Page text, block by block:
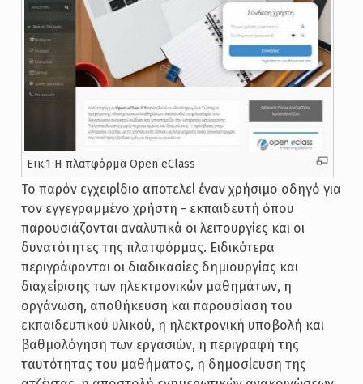
Εικ.1 Η πλατφόρμα Open eClass
Το παρόν εγχειρίδιο αποτελεί έναν χρήσιμο οδηγό για
τον εγγεγραμμένο χρήστη - εκπαιδευτή όπου
παρουσιάζονται αναλυτικά οι λειτουργίες και οι
δυνατότητες της πλατφόρμας. Ειδικότερα
περιγράφονται οι διαδικασίες δημιουργίας και
διαχείρισης των ηλεκτρονικών μαθημάτων, η
οργάνωση, αποθήκευση και παρουσίαση του
εκπαιδευτικού υλικού, η ηλεκτρονική υποβολή και
βαθμολόγηση των εργασιών, η περιγραφή της
ταυτότητας του μαθήματος, η δημοσίευση της